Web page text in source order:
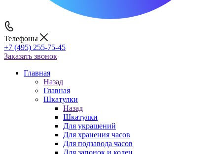
Телефоны
+7 (495) 255-75-45
Заказать звонок
Главная
Назад
Главная
Шкатулки
Назад
Шкатулки
Для украшений
Для хранения часов
Для подзавода часов
Для запонок и колец